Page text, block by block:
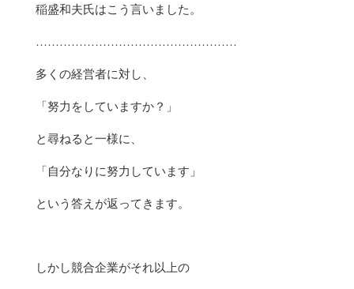
稲盛和夫氏はこう言いました。
……………………………………………
多くの経営者に対し、
「努力をしていますか？」
と尋ねると一様に、
「自分なりに努力しています」
という答えが返ってきます。
しかし競合企業がそれ以上の